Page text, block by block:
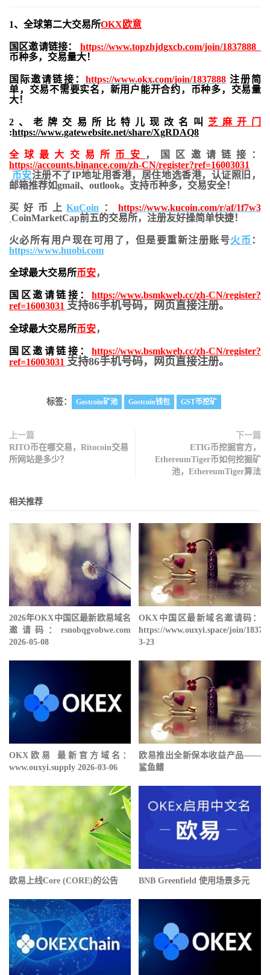
1、全球第二大交易所OKX欧意
国区邀请链接： https://www.topzhjdgxcb.com/join/1837888
币种多，交易量大！
国际邀请链接： https://www.okx.com/join/1837888注册简
单，交易不需要实名，新用户能开合约， 币种多，交易量
大！
2、老牌交易所比特儿现改名叫 芝麻开门
:https://www.gatewebsite.net/share/XgRDAQ8
全球最大交易所 币安
，国区邀请链接：
https://accounts.binance.com/zh-CN/register?ref=16003031
币安注册不了IP地址用香港，居住地选香港，认证照旧，
邮箱推荐如gmail、outlook。支持币种多，交易安全！
买好币上KuCoin ：https://www.kucoin.com/r/af/1f7w3
CoinMarketCap前五的交易所，注册友好操简单快捷！
火必所有用户现在可用了，但是要重新注册账号火币 ：
https://www.huobi.com
全球最大交易所币安，
国区邀请链接： https://www.bsmkweb.cc/zh-CN/register?
ref=16003031 支持86手机号码，网页直接注册。
全球最大交易所币安，
国区邀请链接： https://www.bsmkweb.cc/zh-CN/register?
ref=16003031 支持86手机号码，网页直接注册。
标签： Gostcoin矿池 Gostcoin钱包 GST币挖矿
上一篇
RITO币在哪交易，Ritocoin交易
所网站是多少？
下一篇
ETIG币挖掘官方，
EthereumTiger币如何挖掘矿
池，EthereumTiger算法
相关推荐
2026年OKX中国区最新欧易域名
邀请码：rsnobqgvobwe.com
2026-05-08
OKX中国区最新域名邀请码：
https://www.ouxyi.space/join/
3-23
OKX欧易 最新官方域名：
www.ouxyi.supply 2026-03-06
欧易推出全新保本收益产品——
鲨鱼鳍
欧易上线Core (CORE)的公告 BNB Greenfield 使用场景多元